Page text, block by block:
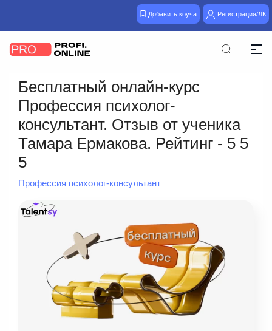
Добавить коуча Регистрация/ЛК
Бесплатный онлайн-курс
Профессия психолог-
консультант. Отзыв от ученика
Тамара Ермакова. Рейтинг - 5 5
5
Профессия психолог-консультант